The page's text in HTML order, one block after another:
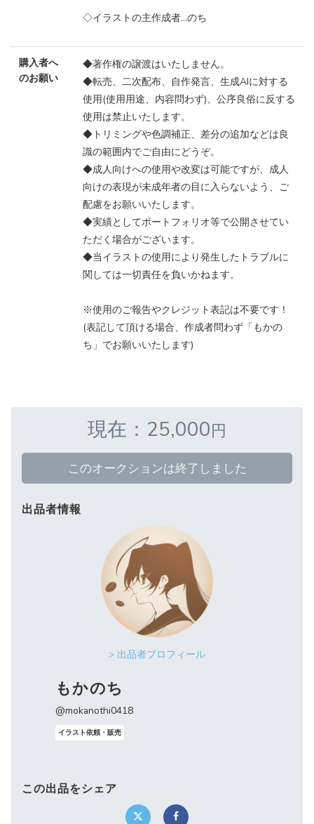
◇イラストの主作成者…のち
購入者へ
のお願い
◆著作権の譲渡はいたしません。
◆転売、二次配布、自作発言、生成AIに対する
使用(使用用途、内容問わず)、公序良俗に反する
使用は禁止いたします。
◆トリミングや色調補正、差分の追加などは良
識の範囲内でご自由にどうぞ。
◆成人向けへの使用や改変は可能ですが、成人
向けの表現が未成年者の目に入らないよう、ご
配慮をお願いいたします。
◆実績としてポートフォリオ等で公開させてい
ただく場合がございます。
◆当イラストの使用により発生したトラブルに
関しては一切責任を負いかねます。
※使用のご報告やクレジット表記は不要です！
(表記して頂ける場合、作成者問わず「もかの
ち」でお願いいたします)
現在：25,000円
このオークションは終了しました
出品者情報
> 出品者プロフィール
もかのち
@mokanothi0418
イラスト依頼・販売
この出品をシェア